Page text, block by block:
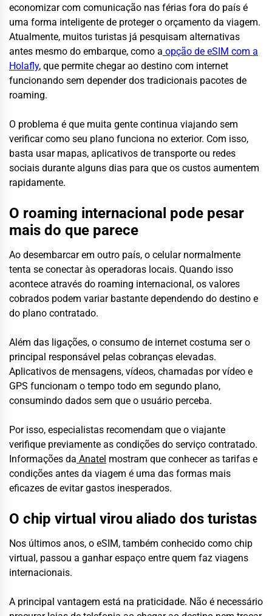
economizar com comunicação nas férias fora do país é
uma forma inteligente de proteger o orçamento da viagem.
Atualmente, muitos turistas já pesquisam alternativas
antes mesmo do embarque, como a opção de eSIM com a
Holafly, que permite chegar ao destino com internet
funcionando sem depender dos tradicionais pacotes de
roaming.
O problema é que muita gente continua viajando sem
verificar como seu plano funciona no exterior. Com isso,
basta usar mapas, aplicativos de transporte ou redes
sociais durante alguns dias para que os custos aumentem
rapidamente.
O roaming internacional pode pesar
mais do que parece
Ao desembarcar em outro país, o celular normalmente
tenta se conectar às operadoras locais. Quando isso
acontece através do roaming internacional, os valores
cobrados podem variar bastante dependendo do destino e
do plano contratado.
Além das ligações, o consumo de internet costuma ser o
principal responsável pelas cobranças elevadas.
Aplicativos de mensagens, vídeos, chamadas por vídeo e
GPS funcionam o tempo todo em segundo plano,
consumindo dados sem que o usuário perceba.
Por isso, especialistas recomendam que o viajante
verifique previamente as condições do serviço contratado.
Informações da Anatel mostram que conhecer as tarifas e
condições antes da viagem é uma das formas mais
eficazes de evitar gastos inesperados.
O chip virtual virou aliado dos turistas
Nos últimos anos, o eSIM, também conhecido como chip
virtual, passou a ganhar espaço entre quem faz viagens
internacionais.
A principal vantagem está na praticidade. Não é necessário